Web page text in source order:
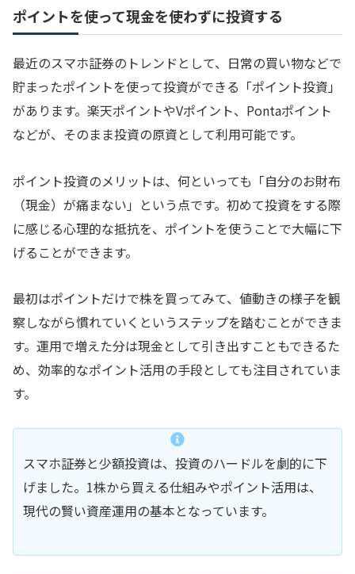
ポイントを使って現金を使わずに投資する
最近のスマホ証券のトレンドとして、日常の買い物などで
貯まったポイントを使って投資ができる「ポイント投資」
があります。楽天ポイントやVポイント、Pontaポイント
などが、そのまま投資の原資として利用可能です。
ポイント投資のメリットは、何といっても「自分のお財布
（現金）が痛まない」という点です。初めて投資をする際
に感じる心理的な抵抗を、ポイントを使うことで大幅に下
げることができます。
最初はポイントだけで株を買ってみて、値動きの様子を観
察しながら慣れていくというステップを踏むことができま
す。運用で増えた分は現金として引き出すこともできるた
め、効率的なポイント活用の手段としても注目されていま
す。
スマホ証券と少額投資は、投資のハードルを劇的に下
げました。1株から買える仕組みやポイント活用は、
現代の賢い資産運用の基本となっています。